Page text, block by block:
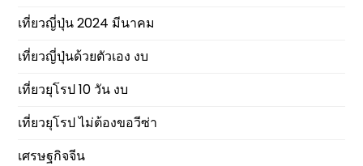
เที่ยวญี่ปุ่น 2024 มีนาคม
เที่ยวญี่ปุ่นด้วยตัวเอง งบ
เที่ยวยุโรป 10 วัน งบ
เที่ยวยุโรป ไม่ต้องขอวีซ่า
เศรษฐกิจจีน